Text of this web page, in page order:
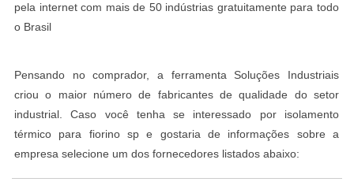
pela internet com mais de 50 indústrias gratuitamente para todo
o Brasil
Pensando no comprador, a ferramenta Soluções Industriais
criou o maior número de fabricantes de qualidade do setor
industrial. Caso você tenha se interessado por isolamento
térmico para fiorino sp e gostaria de informações sobre a
empresa selecione um dos fornecedores listados abaixo: